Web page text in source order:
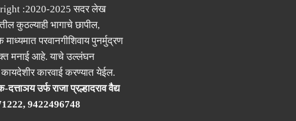
कुठल्याही भागाचे छापील,
परवानगीशिवाय पुनर्मुद्रण
मनाई आहे. याचे उल्लंघन
कारवाई करण्यात येईल.
उर्फ राजा प्रल्हादराव वैद्य
9422496748